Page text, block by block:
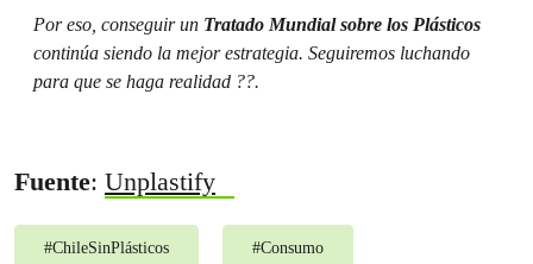
Por eso, conseguir un Tratado Mundial sobre los Plásticos
continúa siendo la mejor estrategia. Seguiremos luchando
para que se haga realidad ??.
Fuente: Unplastify
#ChileSinPlásticos #Consumo